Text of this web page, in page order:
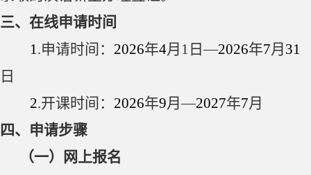
三、在线申请时间
1.申请时间： 2026年4月 1 日—2026年7月 31
日
2.开课时间： 2026年9月—2027年7月
四、申请步骤
（一）网上报名